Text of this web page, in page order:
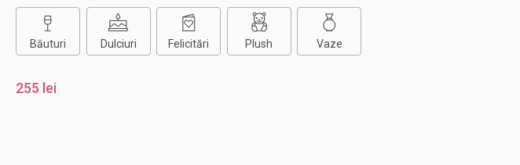
Băuturi Dulciuri Felicitări Plush Vaze
255 lei